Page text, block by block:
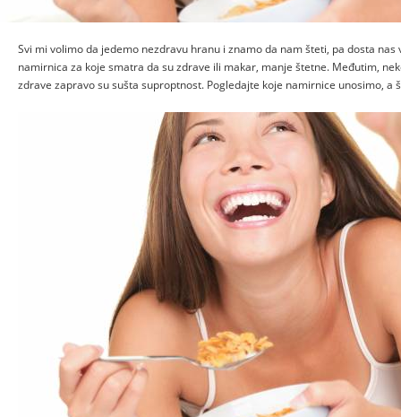
Svi mi volimo da jedemo nezdravu hranu i znamo da nam šteti, pa dosta
namirnica za koje smatra da su zdrave ili makar, manje štetne. Međutim,
zdrave zapravo su sušta suproptnost. Pogledajte koje namirnice unosimo, a